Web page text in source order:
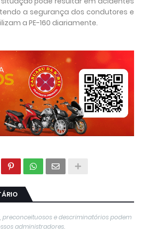
a segurança dos condutores e
a PE-160 diariamente.
preconceituosos e descriminatórios podem
administradores.